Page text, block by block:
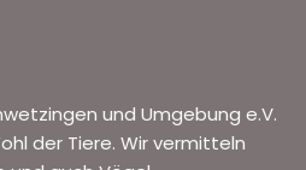
und Umgebung e.V.
der Tiere. Wir vermitteln